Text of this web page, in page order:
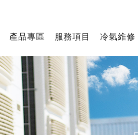
產品專區 服務項目 冷氣維修